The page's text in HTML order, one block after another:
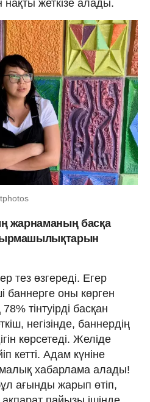
жеткізе алады.
жарнаманың басқа
тез өзгереді. Егер
баннерге оны көрген
тінтуірді басқан
негізінде, баннердің
көрсетеді. Желіде
кетті. Адам күніне
хабарлама алады!
ағынды жарып өтіп,